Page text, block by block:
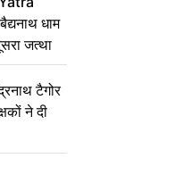
धाम
जत्था
टैगोर
ने दी